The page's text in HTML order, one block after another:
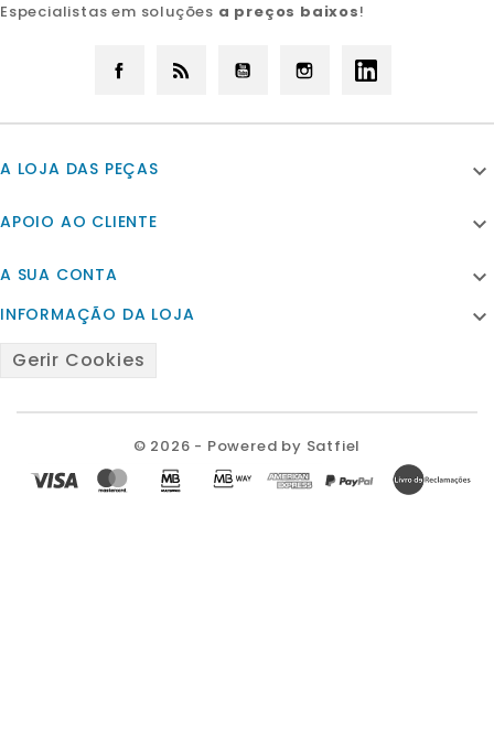
Especialistas em soluções a preços baixos!
Facebook YouTube Instagram
A LOJA DAS PEÇAS 
APOIO AO CLIENTE 
A SUA CONTA 
INFORMAÇÃO DA LOJA 
Gerir Cookies
© 2026 - Powered by Satfiel